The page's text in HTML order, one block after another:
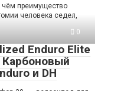
чём преимущество
человека седел,
0
Enduro Elite
Карбоновый
и DH